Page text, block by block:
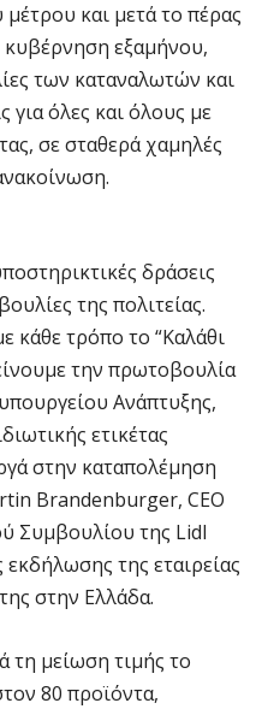
και μετά το πέρας
εξαμήνου,
των καταναλωτών και
για όλες και όλους με
σε σταθερά χαμηλές
δράσεις
της πολιτείας.
κάθε τρόπο το “Καλάθι
την πρωτοβουλία
Ανάπτυξης,
ετικέτας
στην καταπολέμηση
Brandenburger, CEO
Συμβουλίου της Lidl
εκδήλωσης της εταιρείας
στην Ελλάδα.
τη μείωση τιμής το
80 προϊόντα,